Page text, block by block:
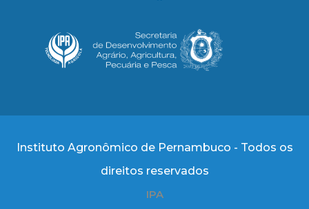
Instituto Agronômico de Pernambuco - Todos os
direitos reservados
IPA